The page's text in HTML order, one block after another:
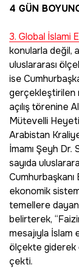
4 GÜN
3. Global İslami
konularla değil,
uluslararası
ise
gerçekleştirilen
açılış törenine
Mütevelli Heyeti
Arabistan
İmamı Şeyh Dr.
sayıda
ekonomik
temellere
belirterek,
mesajıyla
ölçekte giderek
çekti.